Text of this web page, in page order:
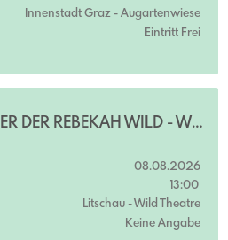
Innenstadt Graz - Augartenwiese
Eintritt Frei
DIE WUNDERKAMMER DER REBEKAH WILD - WILD THEATRE
08.08.2026
13:00
Litschau - Wild Theatre
Keine Angabe